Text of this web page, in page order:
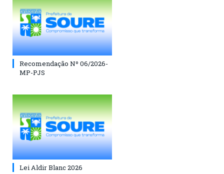
Recomendação Nº 06/2026-
MP-PJS
Lei Aldir Blanc 2026